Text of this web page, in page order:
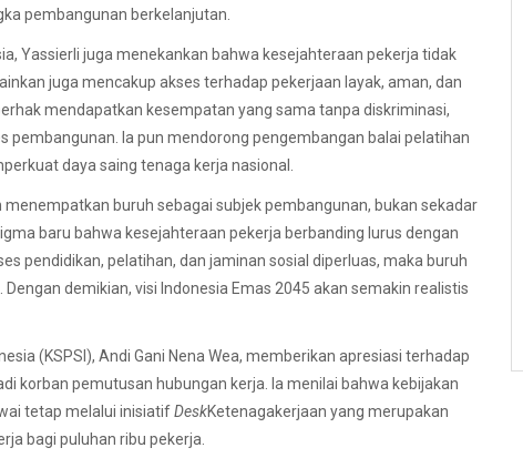
pembangunan berkelanjutan.
Yassierli juga menekankan bahwa kesejahteraan pekerja tidak
juga mencakup akses terhadap pekerjaan layak, aman, dan
mendapatkan kesempatan yang sama tanpa diskriminasi,
pembangunan. Ia pun mendorong pengembangan balai pelatihan
daya saing tenaga kerja nasional.
buruh sebagai subjek pembangunan, bukan sekadar
baru bahwa kesejahteraan pekerja berbanding lurus dengan
pendidikan, pelatihan, dan jaminan sosial diperluas, maka buruh
demikian, visi Indonesia Emas 2045 akan semakin realistis
(KSPSI), Andi Gani Nena Wea, memberikan apresiasi terhadap
korban pemutusan hubungan kerja. Ia menilai bahwa kebijakan
tetap melalui inisiatifDeskKetenagakerjaan yang merupakan
bagi puluhan ribu pekerja.